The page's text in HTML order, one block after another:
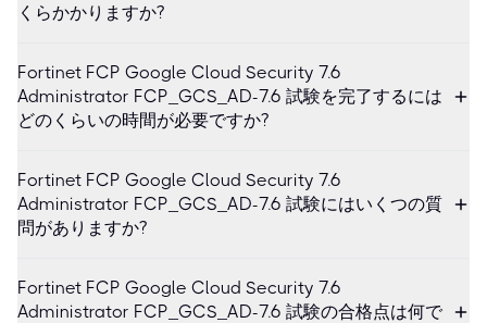
くらかかりますか?
Fortinet FCP Google Cloud Security 7.6
Administrator FCP_GCS_AD-7.6 試験を完了するには
どのくらいの時間が必要ですか?
Fortinet FCP Google Cloud Security 7.6
Administrator FCP_GCS_AD-7.6 試験にはいくつの質
問がありますか?
Fortinet FCP Google Cloud Security 7.6
Administrator FCP_GCS_AD-7.6 試験の合格点は何で